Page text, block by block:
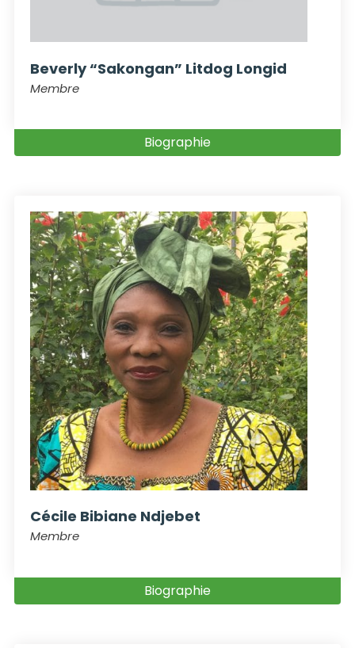
Beverly “Sakongan” Litdog Longid
Membre
Biographie
Cécile Bibiane Ndjebet
Membre
Biographie